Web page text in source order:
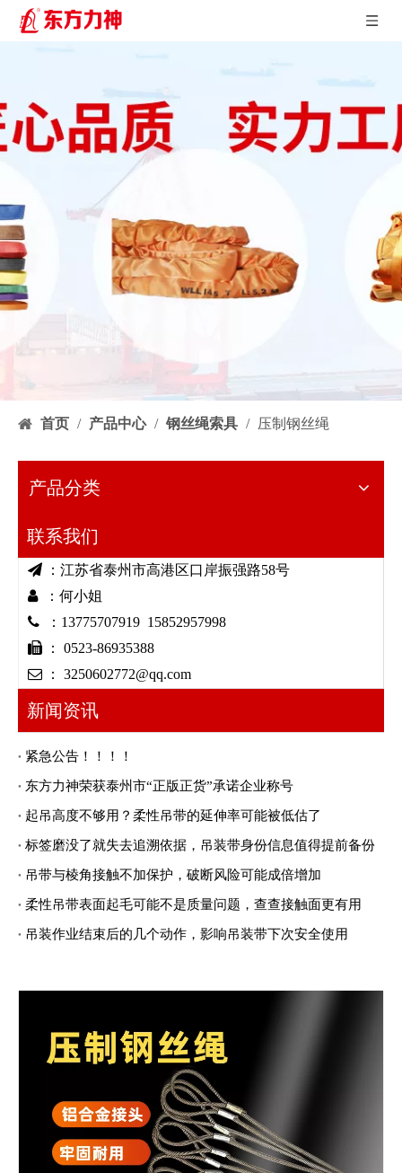
首页 / 产品中心 / 钢丝绳索具 / 压制钢丝绳
产品分类
联系我们
 ：江苏省泰州市高港区口岸振强路58号
：何小姐
 ：13775707919 15852957998
 ： 0523-86935388
 ： 3250602772@qq.com
新闻资讯
紧急公告！！！！
东方力神荣获泰州市“正版正货”承诺企业称号
起吊高度不够用？柔性吊带的延伸率可能被低估了
标签磨没了就失去追溯依据，吊装带身份信息值得提前备份
吊带与棱角接触不加保护，破断风险可能成倍增加
柔性吊带表面起毛可能不是质量问题，查查接触面更有用
吊装作业结束后的几个动作，影响吊装带下次安全使用